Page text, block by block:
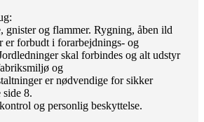
og flammer. Rygning, åben ild
er forbudt i forarbejdnings- og
skal forbindes og alt udstyr
og
er nødvendige for sikker
side 8.
og personlig beskyttelse.